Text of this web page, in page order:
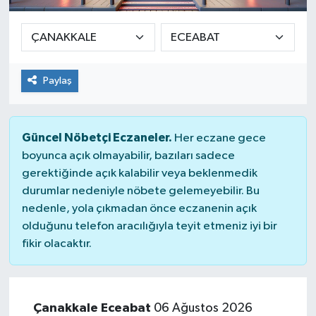
Paylaş
Güncel Nöbetçi Eczaneler. Her eczane gece
boyunca açık olmayabilir, bazıları sadece
gerektiğinde açık kalabilir veya beklenmedik
durumlar nedeniyle nöbete gelemeyebilir. Bu
nedenle, yola çıkmadan önce eczanenin açık
olduğunu telefon aracılığıyla teyit etmeniz iyi bir
fikir olacaktır.
Çanakkale Eceabat 06 Ağustos 2026
SEKTÖR
ŞİRKET PANO
SÖYLEŞİ
YAŞAM